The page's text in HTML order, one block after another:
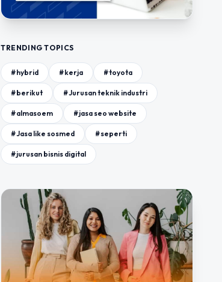
TRENDING TOPICS
#hybrid #kerja #toyota
#berikut #Jurusan teknik industri
#almasoem #jasa seo website
#Jasa like sosmed #seperti
#jurusan bisnis digital